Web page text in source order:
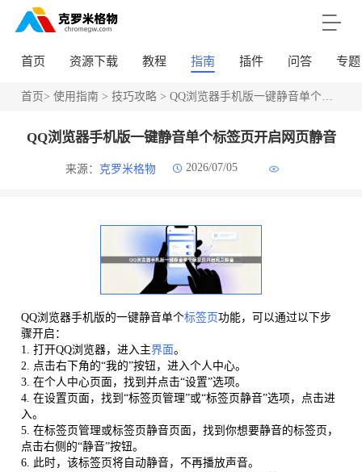
首页 资源下载 教程 指南 插件 问答 专题
首页> 使用指南 > 技巧攻略> QQ浏览器手机版一键静音单个标签页开启网页静音
QQ浏览器手机版一键静音单个标签页开启网页静音
来源： 克罗米格物 2026/07/05
QQ浏览器手机版的一键静音单个标签页功能，可以通过以下步
骤开启：
1. 打开QQ浏览器，进入主界面。
2. 点击右下角的“我的”按钮，进入个人中心。
3. 在个人中心页面，找到并点击“设置”选项。
4. 在设置页面，找到“标签页管理”或“标签页静音”选项，点击进
入。
5. 在标签页管理或标签页静音页面，找到你想要静音的标签页，
点击右侧的“静音”按钮。
6. 此时，该标签页将自动静音，不再播放声音。